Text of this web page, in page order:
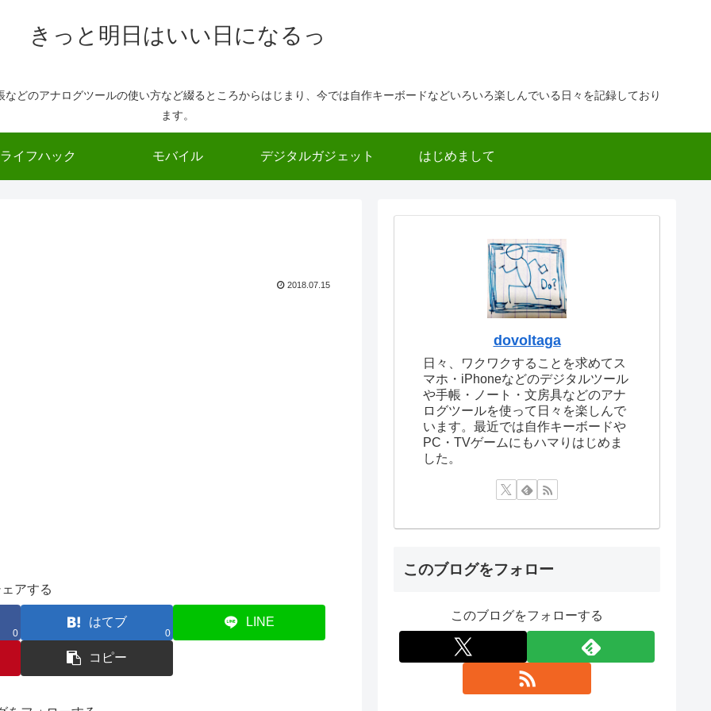
きっと明日はいい日になるっ
どのアナログツールの使い方など綴るところからはじまり、今では自作キーボードなどいろいろ楽しんでいる日々を記録しており
ます。
ライフハック モバイル デジタルガジェット はじめまして
2018.07.15
アする
0
はてブ
0
LINE
コピー
dovoltaga
日々、ワクワクすることを求めてス
マホ・iPhoneなどのデジタルツール
や手帳・ノート・文房具などのアナ
ログツールを使って日々を楽しんで
います。最近では自作キーボードや
PC・TVゲームにもハマりはじめま
した。
このブログをフォロー
このブログをフォローする